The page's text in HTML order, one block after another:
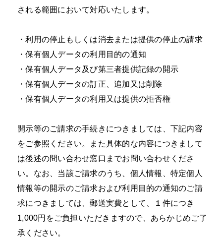
される範囲において対応いたします。
・利用の停止もしくは消去または提供の停止の請求
・保有個人データの利用目的の通知
・保有個人データ及び第三者提供記録の開示
・保有個人データの訂正、追加又は削除
・保有個人データの利用又は提供の拒否権
開示等のご請求の手続きにつきましては、下記内容
をご参照ください。また具体的な内容につきまして
は後述の問い合わせ窓口までお問い合わせくださ
い。なお、当該ご請求のうち、個人情報、特定個人
情報等の開示のご請求および利用目的の通知のご請
求につきましては、郵送実費として、１件につき
1,000円をご負担いただきますので、あらかじめご了
承ください。